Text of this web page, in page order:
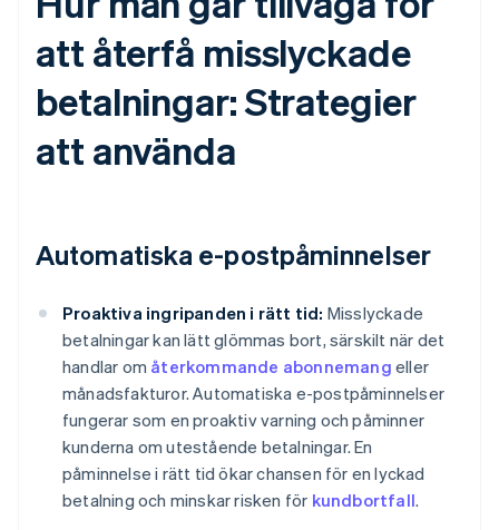
att återfå misslyckade
betalningar: Strategier
att använda
Automatiska e-postpåminnelser
Proaktiva ingripanden i rätt tid: Misslyckade
betalningar kan lätt glömmas bort, särskilt när det
handlar om återkommande abonnemang eller
månadsfakturor. Automatiska e-postpåminnelser
fungerar som en proaktiv varning och påminner
kunderna om utestående betalningar. En
påminnelse i rätt tid ökar chansen för en lyckad
betalning och minskar risken för kundbortfall.